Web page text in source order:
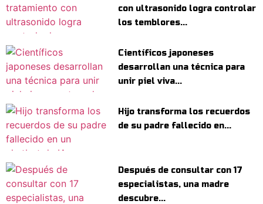
con ultrasonido logra controlar
los temblores...
Científicos japoneses
desarrollan una técnica para
unir piel viva...
Hijo transforma los recuerdos
de su padre fallecido en...
Después de consultar con 17
especialistas, una madre
descubre...